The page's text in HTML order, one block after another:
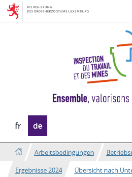
Zur
Navigation
Zum
Inhalt
Sprache
wechseln
fr de
Arbeitsbedingungen
Ergebnisse 2024
Übersicht nach